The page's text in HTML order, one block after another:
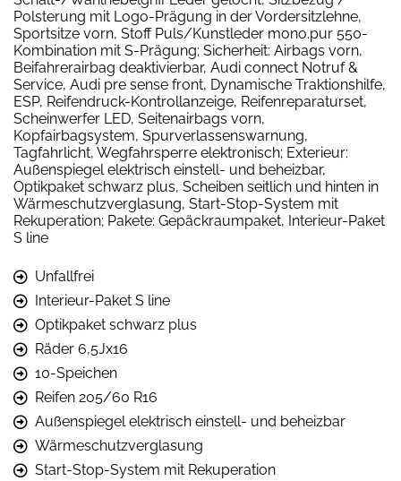
Polsterung mit Logo-Prägung in der Vordersitzlehne,
Sportsitze vorn, Stoff Puls/Kunstleder mono.pur 550-
Kombination mit S-Prägung; Sicherheit: Airbags vorn,
Beifahrerairbag deaktivierbar, Audi connect Notruf &
Service, Audi pre sense front, Dynamische Traktionshilfe,
ESP, Reifendruck-Kontrollanzeige, Reifenreparaturset,
Scheinwerfer LED, Seitenairbags vorn,
Kopfairbagsystem, Spurverlassenswarnung,
Tagfahrlicht, Wegfahrsperre elektronisch; Exterieur:
Außenspiegel elektrisch einstell- und beheizbar,
Optikpaket schwarz plus, Scheiben seitlich und hinten in
Wärmeschutzverglasung, Start-Stop-System mit
Rekuperation; Pakete: Gepäckraumpaket, Interieur-Paket
S line
Unfallfrei
Interieur-Paket S line
Optikpaket schwarz plus
Räder 6,5Jx16
10-Speichen
Reifen 205/60 R16
Außenspiegel elektrisch einstell- und beheizbar
Wärmeschutzverglasung
Start-Stop-System mit Rekuperation